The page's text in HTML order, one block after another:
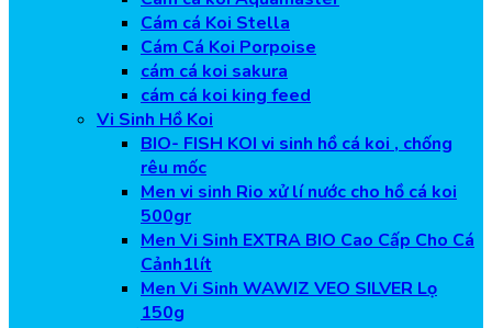
Cám cá Koi Stella
Cám Cá Koi Porpoise
cám cá koi sakura
cám cá koi king feed
Vi Sinh Hồ Koi
BIO- FISH KOI vi sinh hồ cá koi , chống
rêu mốc
Men vi sinh Rio xử lí nước cho hồ cá koi
500gr
Men Vi Sinh EXTRA BIO Cao Cấp Cho Cá
Cảnh1lít
Men Vi Sinh WAWIZ VEO SILVER Lọ
150g